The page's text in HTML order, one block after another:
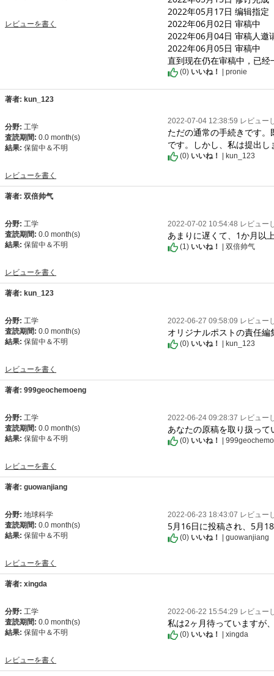
レビューを書く
2022年05月17日 编辑指定
2022年06月02日 审稿中
2022年06月04日 审稿人邀
2022年06月05日 审稿中
直到现在仍在审稿中，已
(0) いいね！ | pronie
著者: kun_123
分野: 工学
査読期間: 0.0 month(s)
結果: 保留中＆不明
レビューを書く
2022-07-04 12:38:59 レビュー
ただの通常の手続きです
です。しかし、私は提出
(0) いいね！ | kun_123
著者: 双倍帅气
分野: 工学
査読期間: 0.0 month(s)
結果: 保留中＆不明
レビューを書く
2022-07-02 10:54:48 レビュー
あまりに遅くて、1か月以
(1) いいね！ | 双倍帅气
著者: kun_123
分野: 工学
査読期間: 0.0 month(s)
結果: 保留中＆不明
レビューを書く
2022-06-27 09:58:09 レビュー
オリジナルポストの責任
(0) いいね！ | kun_123
著者: 999geochemoeng
分野: 工学
査読期間: 0.0 month(s)
結果: 保留中＆不明
レビューを書く
2022-06-24 09:28:37 レビュー
あなたの原稿を取り扱っ
(0) いいね！ |
著者: guowanjiang
分野: 地球科学
査読期間: 0.0 month(s)
結果: 保留中＆不明
レビューを書く
2022-06-23 18:43:07 レビュー
5月16日に投稿され、5月
(0) いいね！ | guowanjiang
著者: xingda
分野: 工学
査読期間: 0.0 month(s)
結果: 保留中＆不明
レビューを書く
2022-06-22 15:54:29 レビュー
私は2ヶ月待っていますが
(0) いいね！ | xingda